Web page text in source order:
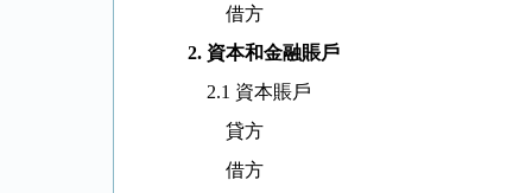
借方
2. 資本和金融賬戶
2.1 資本賬戶
貸方
借方